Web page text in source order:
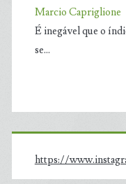
Marcio Capriglione
É inegável que o
se…
https://